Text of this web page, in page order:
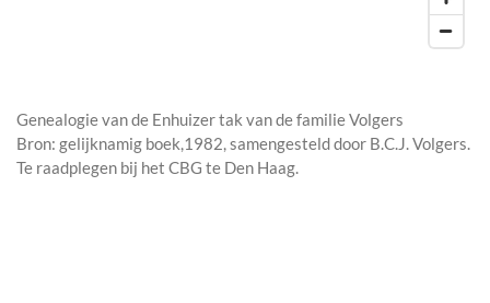
Genealogie van de Enhuizer tak van de familie Volgers
Bron: gelijknamig boek,1982, samengesteld door B.C.J. Volgers.
Te raadplegen bij het CBG te Den Haag.